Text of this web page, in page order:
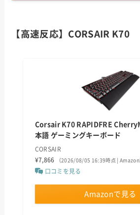
【高速反応】CORSAIR K70
Corsair K70 RAPIDFRE
本語 ゲーミングキーボード
CORSAIR
¥7,866
（2026/08/05 16:39時点 | Amazon
口コミを見る
Amazonで見る